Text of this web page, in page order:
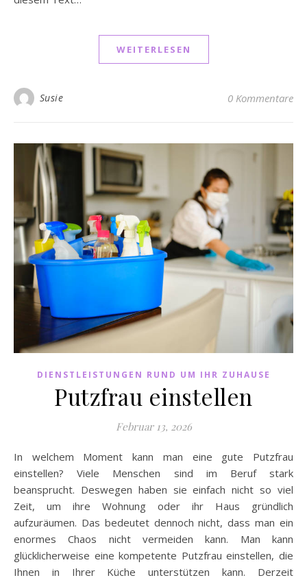
WEITERLESEN
Susie 0 Kommentare
DIENSTLEISTUNGEN RUND UM IHR ZUHAUSE
Putzfrau einstellen
Februar 13, 2026
In welchem Moment kann man eine gute Putzfrau
einstellen? Viele Menschen sind im Beruf stark
beansprucht. Deswegen haben sie einfach nicht so viel
Zeit, um ihre Wohnung oder ihr Haus gründlich
aufzuräumen. Das bedeutet dennoch nicht, dass man ein
enormes Chaos nicht vermeiden kann. Man kann
glücklicherweise eine kompetente Putzfrau einstellen, die
Ihnen in Ihrer Küche unterstützen kann. Derzeit